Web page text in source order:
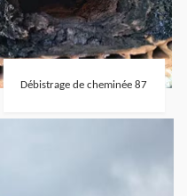
Débistrage de cheminée 87